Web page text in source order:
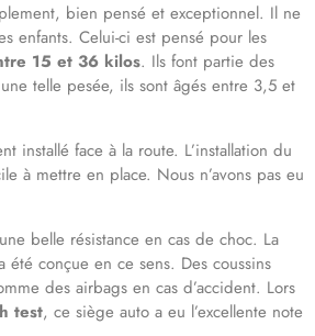
bien pensé et exceptionnel. Il ne
enfants. Celui-ci est pensé pour les
15 et 36 kilos. Ils font partie des
telle pesée, ils sont âgés entre 3,5 et
installé face à la route. L’installation du
à mettre en place. Nous n’avons pas eu
belle résistance en cas de choc. La
conçue en ce sens. Des coussins
des airbags en cas d’accident. Lors
test, ce siège auto a eu l’excellente note